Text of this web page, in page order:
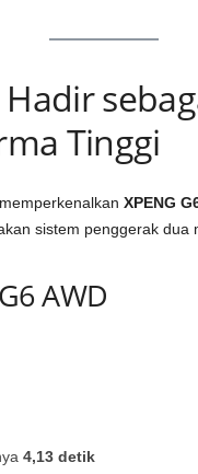
Hadir
Tinggi
XPENG
sistem penggerak dua
AWD
4,13 detik